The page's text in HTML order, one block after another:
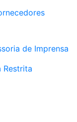
de Imprensa
Restrita